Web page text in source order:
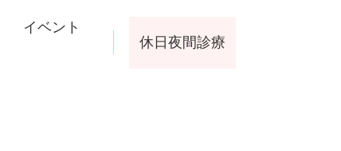
イベント
休日夜間診療